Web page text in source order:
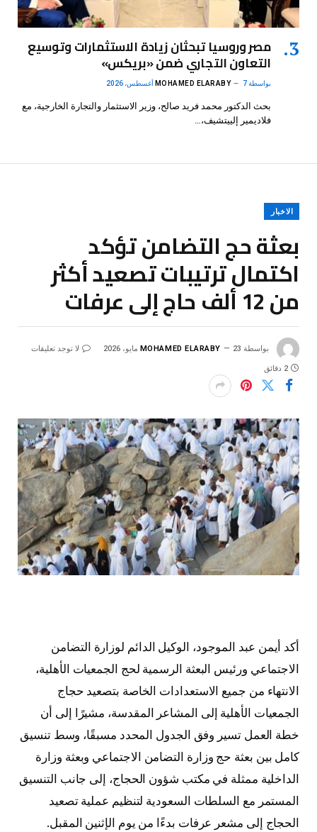
مصر وروسيا تبحثان زيادة الاستثمارات وتوسيع
التعاون التجاري ضمن «بريكس»
بواسطة MOHAMED ELARABY 7 أغسطس، 2026
بحث الدكتور محمد فريد صالح، وزير الاستثمار والتجارة الخارجية، مع
فلاديمير إلييتشيف،…
الاخبار
بعثة حج التضامن تؤكد
اكتمال ترتيبات تصعيد أكثر
من 12 ألف حاج إلى عرفات
بواسطة MOHAMED ELARABY 23 مايو، 2026 لا توجد تعليقات
2 دقائق
أكد أيمن عبد الموجود، الوكيل الدائم لوزارة التضامن
الاجتماعي ورئيس البعثة الرسمية لحج الجمعيات الأهلية،
الانتهاء من جميع الاستعدادات الخاصة بتصعيد حجاج
الجمعيات الأهلية إلى المشاعر المقدسة، مشيرًا إلى أن
خطة العمل تسير وفق الجدول المحدد مسبقًا، وسط تنسيق
كامل بين بعثة حج وزارة التضامن الاجتماعي وبعثة وزارة
الداخلية ممثلة في مكتب شؤون الحجاج، إلى جانب التنسيق
المستمر مع السلطات السعودية لتنظيم عملية تصعيد
الحجاج إلى مشعر عرفات بدءًا من يوم الإثنين المقبل.